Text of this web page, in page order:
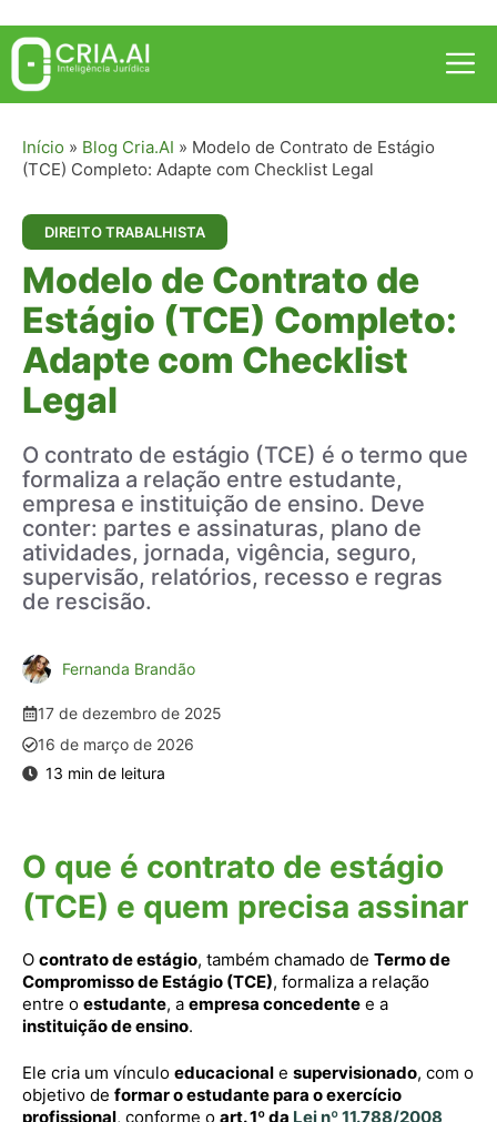
Pular
para
conteúdo
Início » Blog Cria.AI » Modelo de Contrato de Estágio
(TCE) Completo: Adapte com Checklist Legal
DIREITO TRABALHISTA
Modelo de Contrato de
Estágio (TCE) Completo:
Adapte com Checklist
Legal
O contrato de estágio (TCE) é o termo que
formaliza a relação entre estudante,
empresa e instituição de ensino. Deve
conter: partes e assinaturas, plano de
atividades, jornada, vigência, seguro,
supervisão, relatórios, recesso e regras
de rescisão.
Fernanda Brandão
17 de dezembro de 2025
16 de março de 2026
O que é contrato de estágio
(TCE) e quem precisa assinar
O contrato de estágio, também chamado de Termo de
Compromisso de Estágio (TCE), formaliza a relação
entre o estudante, a empresa concedente e a
instituição de ensino.
Ele cria um vínculo educacional e supervisionado, com o
objetivo de formar o estudante para o exercício
profissional, conforme o art. 1º da Lei nº 11.788/2008